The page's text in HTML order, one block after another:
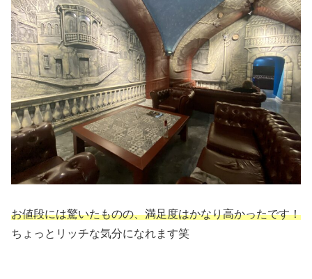
お値段には驚いたものの、満足度はかなり高かったです！
ちょっとリッチな気分になれます笑